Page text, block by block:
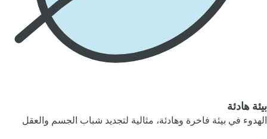
بيئة هادئة
الهدوء في بيئة فاخرة وهادئة، مثالية لتجديد شباب الجسم والعقل